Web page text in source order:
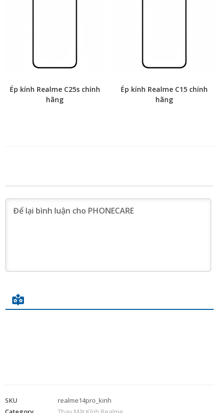
Ép kính Realme C25s chính
hãng
Ép kính Realme C15 chính
hãng
SKU
realme14pro_kinh